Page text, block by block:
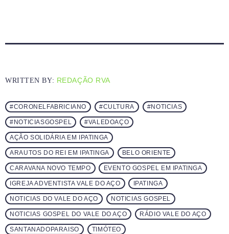
WRITTEN BY: REDAÇÃO RVA
#CORONELFABRICIANO #CULTURA #NOTICIAS
#NOTICIASGOSPEL #VALEDOAÇO
AÇÃO SOLIDÁRIA EM IPATINGA
ARAUTOS DO REI EM IPATINGA BELO ORIENTE
CARAVANA NOVO TEMPO EVENTO GOSPEL EM IPATINGA
IGREJA ADVENTISTA VALE DO AÇO IPATINGA
NOTICIAS DO VALE DO AÇO NOTICIAS GOSPEL
NOTICIAS GOSPEL DO VALE DO AÇO RÁDIO VALE DO AÇO
SANTANADOPARAISO TIMÓTEO